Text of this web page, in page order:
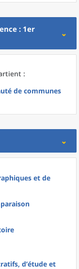
: 1er
:
de communes
et de
d’étude et